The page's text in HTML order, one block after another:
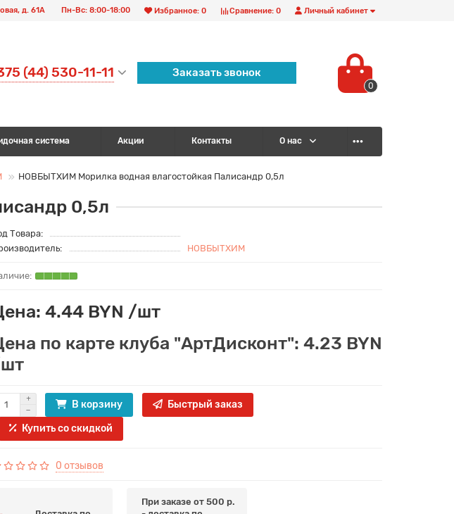
Личный кабинет
Сравнение: 0
Избранное: 0
д. 61А Пн-Вс: 8:00-18:00
(44) 530-11-11 Заказать звонок
0
система Акции Контакты О нас
НОВБЫТХИМ Морилка водная влагостойкая Палисандр 0,5л
0,5л
Товара:
НОВБЫТХИМ
4.44 BYN /шт
по карте клуба "АртДисконт": 4.23 BYN
В корзину
Быстрый заказ
Купить со скидкой
0 отзывов
При заказе от 500 р.